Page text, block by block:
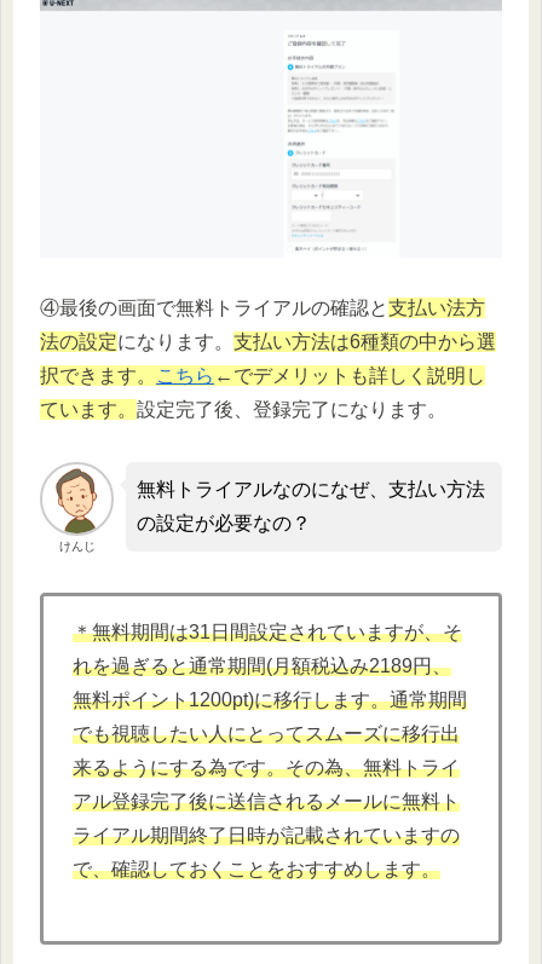
④最後の画面で無料トライアルの確認と支払い法方
法の設定になります。 支払い方法は6種類の中から選
択できます。
こちら ←でデメリットも詳しく説明し
ています。 設定完了後、登録完了になります。
けんじ
無料トライアルなのになぜ、支払い方法
の設定が必要なの？
＊無料期間は31日間設定されていますが、そ
れを過ぎると通常期間(月額税込み2189円、
無料ポイント1200pt)に移行します。通常期間
でも視聴したい人にとってスムーズに移行出
来るようにする為です。その為、無料トライ
アル登録完了後に送信されるメールに無料ト
ライアル期間終了日時が記載されていますの
で、確認しておくことをおすすめします。